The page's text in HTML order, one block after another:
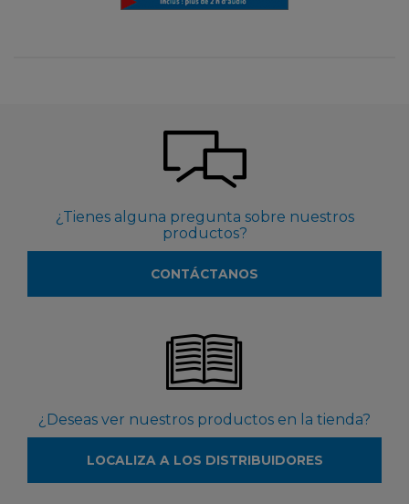
¿Tienes alguna pregunta sobre nuestros
productos?
CONTÁCTANOS
¿Deseas ver nuestros productos en la tienda?
LOCALIZA A LOS DISTRIBUIDORES